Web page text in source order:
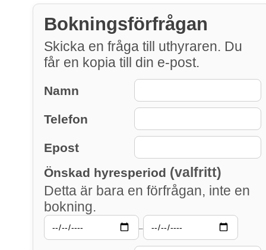
Bokningsförfrågan
Skicka en fråga till uthyraren. Du
får en kopia till din e-post.
Namn
Telefon
Epost
Önskad hyresperiod (valfritt)
Detta är bara en förfrågan, inte en
bokning.
–